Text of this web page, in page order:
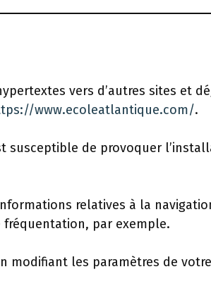
vers d’autres sites et
www.ecoleatlantique.com/.
de provoquer
relatives à la
par exemple.
modifiant les paramètres de